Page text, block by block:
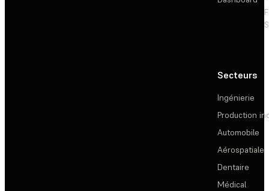
Secteurs
Ingénierie
Production
Automobile
Aérospatiale
Dentaire
Médical